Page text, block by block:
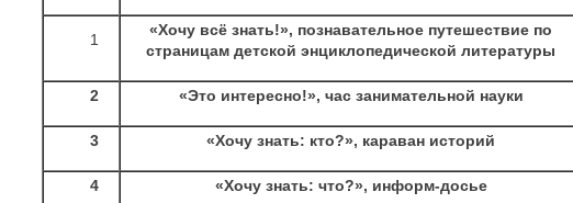
1
«Хочу всё знать!», познавательное путешествие по
страницам детской энциклопедической литературы
2 «Это интересно!», час занимательной науки
3 «Хочу знать: кто?», караван историй
4 «Хочу знать: что?», информ-досье